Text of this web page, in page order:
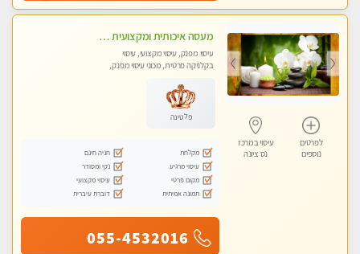
לפרטים
נוספים
עיסוי במרכז
נס ציונה
מעסה איכותית ומקצועית מאוד בראשון לציון
עיסוי מפנק, עיסוי מקצועי, עיסוי
בקלניקה פרטית, מכוני עיסוי מפנק,
פלטינה
מקלחת
חניה חינם
עיסוי מרגיע
נקי ומסודר
מקום פרטי
עיסוי מקצועי
תמונה אמיתית
דוברת עיברית
055-4532016